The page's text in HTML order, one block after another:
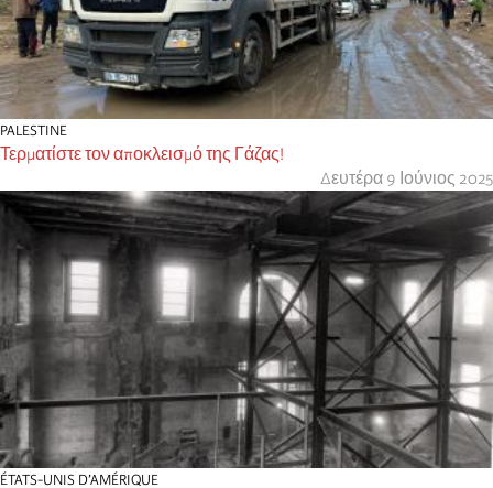
PALESTINE
Τερματίστε τον αποκλεισμό της Γάζας!
Δευτέρα 9 Ιούνιος 2025
ÉTATS-UNIS D’AMÉRIQUE